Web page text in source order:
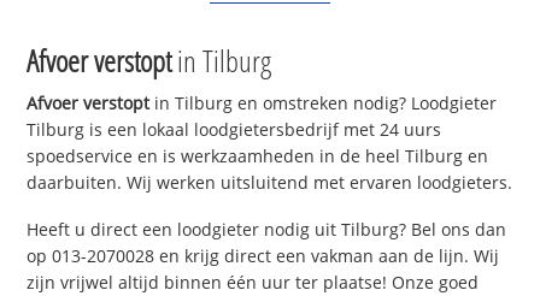
Afvoer verstoptin Tilburg
Afvoer verstoptin Tilburg en omstreken nodig? Loodgieter
Tilburg is een lokaal loodgietersbedrijf met 24 uurs
spoedservice en is werkzaamheden in de heel Tilburg en
daarbuiten. Wij werken uitsluitend met ervaren loodgieters.
Heeft u direct een loodgieter nodig uit Tilburg? Bel ons dan
op 013-2070028 en krijg direct een vakman aan de lijn. Wij
zijn vrijwel altijd binnen één uur ter plaatse! Onze goed